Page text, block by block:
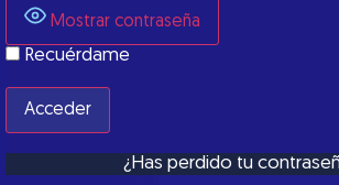
Mostrar contraseña
Recuérdame
¿Has perdido tu